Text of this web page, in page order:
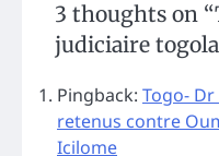
3 thoughts on “
judiciaire
Pingback: Togo- Dr
retenus contre
Icilome